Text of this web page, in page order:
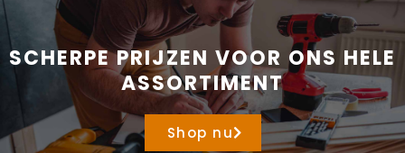
SCHERPE PRIJZEN VOOR ONS HELE
ASSORTIMENT
Shop nu